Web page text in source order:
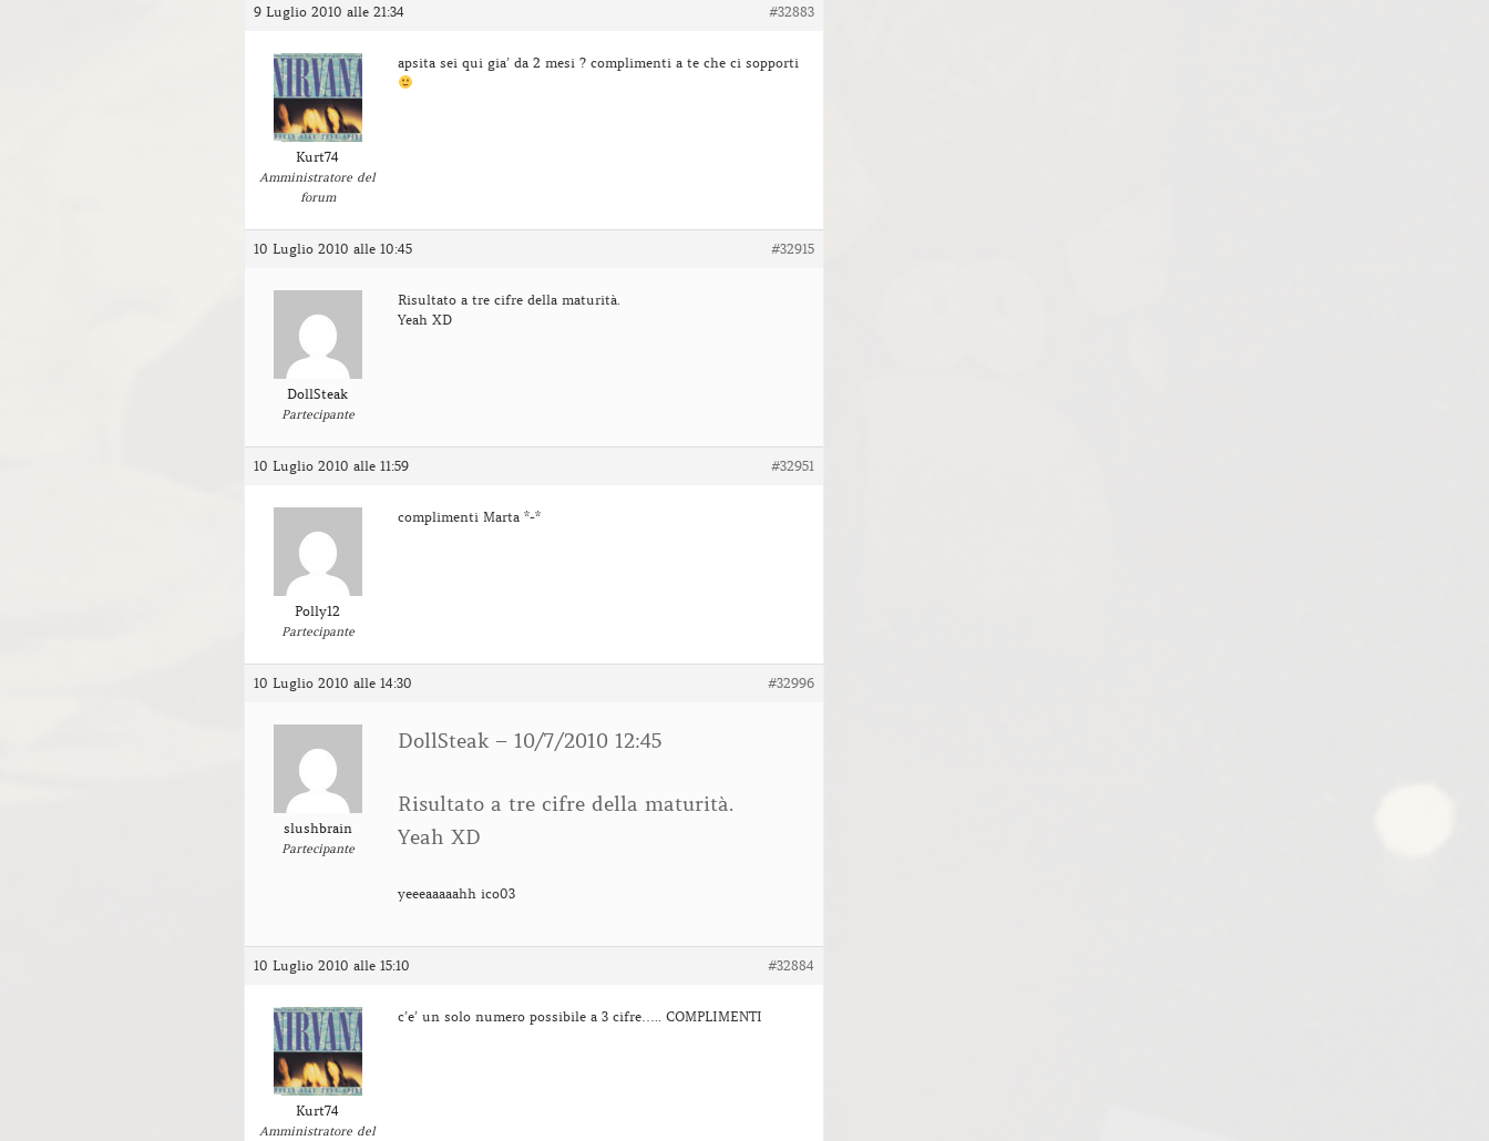
9 Luglio 2010 alle 21:34 #32883
Kurt74
Amministratore del
forum
apsita sei qui gia’ da 2 mesi ? complimenti a te che ci sopporti
10 Luglio 2010 alle 10:45 #32915
DollSteak
Partecipante
Risultato a tre cifre della maturità.
Yeah XD
10 Luglio 2010 alle 11:59 #32951
Polly12
Partecipante
complimenti Marta *-*
10 Luglio 2010 alle 14:30 #32996
slushbrain
Partecipante
DollSteak – 10/7/2010 12:45
Risultato a tre cifre della maturità.
Yeah XD
yeeeaaaaahh ico03
10 Luglio 2010 alle 15:10 #32884
Kurt74
Amministratore del
c’e’ un solo numero possibile a 3 cifre….. COMPLIMENTI